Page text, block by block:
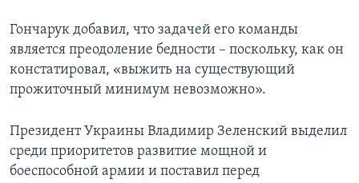
Гончарук добавил, что задачей его команды
является преодоление бедности – поскольку, как он
констатировал, «выжить на существующий
прожиточный минимум невозможно».
Президент Украины Владимир Зеленский выделил
среди приоритетов развитие мощной и
боеспособной армии и поставил перед